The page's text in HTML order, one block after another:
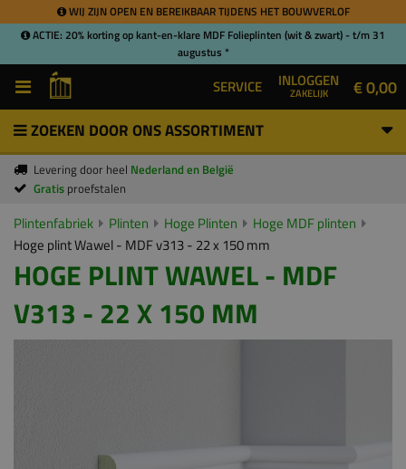
WIJ ZIJN OPEN EN BEREIKBAAR TIJDENS HET BOUWVERLOF
ACTIE: 20% korting op kant-en-klare MDF Folieplinten (wit & zwart) - t/m 31
augustus *
SERVICE INLOGGEN
ZAKELIJK € 0,00
ZOEKEN DOOR ONS ASSORTIMENT
Levering door heel Nederland en België
Gratis proefstalen
Plintenfabriek Plinten Hoge Plinten
Hoge MDF plinten
Hoge plint Wawel - MDF v313 - 22 x 150 mm
HOGE PLINT WAWEL - MDF
V313 - 22 X 150 MM